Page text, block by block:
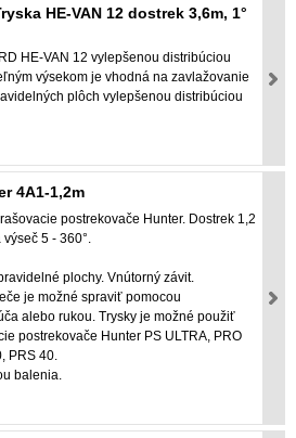
HE-VAN 12 dostrek 3,6m, 1°
HE-VAN 12 vylepšenou distribúciou
výsekom je vhodná na zavlažovanie
plôch vylepšenou distribúciou
4A1-1,2m
postrekovače Hunter. Dostrek 1,2
5 - 360°.
plochy. Vnútorný závit.
je možné spraviť pomocou
alebo rukou. Trysky je možné použiť
postrekovače Hunter PS ULTRA, PRO
PRS 40.
balenia.